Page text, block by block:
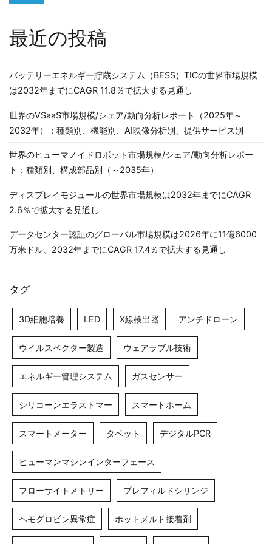
最近の投稿
バッテリーエネルギー貯蔵システム（BESS）TICの世界市場規模
は2032年までにCAGR 11.8％で拡大する見通し
世界のVSaaS市場規模/シェア/動向分析レポート（2025年～
2032年）：種類別、機能別、AI映像分析別、提供サービス別
世界のヒューマノイドロボット市場規模/シェア/動向分析レポー
ト：種類別、構成部品別（～2035年）
ディスプレイモジュールの世界市場規模は2032年までにCAGR
2.6％で拡大する見通し
データセンター認証のグローバル市場規模は2026年に11億6000
万米ドル、2032年までにCAGR 17.4％で拡大する見通し
タグ
3D細胞培養 LED X線検出器 アンチドローン
ウイルスベクター製造 ウェアラブル技術
エネルギー管理システム ガスセンサー
シリコーンエラストマー スマートホーム
スマートメーター タペット デジタルPCR
ヒューマンマシンインターフェース
フローサイトメトリー プレフィルドシリンジ
ヘモグロビン異常症 ホットメルト接着剤